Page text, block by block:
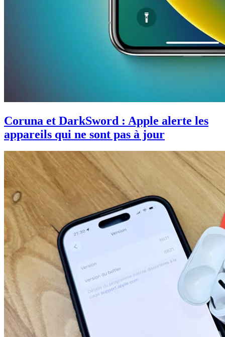
Coruna et DarkSword : Apple alerte les
appareils qui ne sont pas à jour